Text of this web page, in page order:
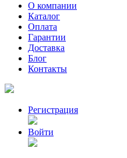
О компании
Каталог
Оплата
Гарантии
Доставка
Блог
Контакты
Регистрация
Войти